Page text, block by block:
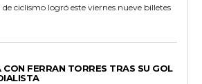
de ciclismo logró este viernes nueve billetes
CON FERRAN TORRES TRAS SU GOL